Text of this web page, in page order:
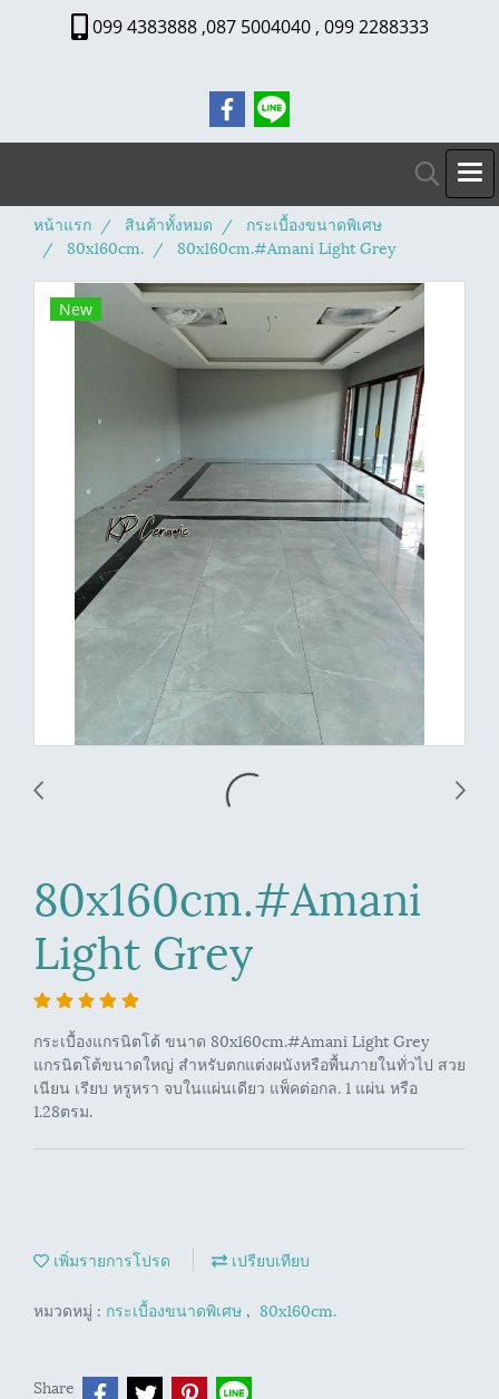
099 4383888 ,087 5004040 , 099 2288333
หน้าแรก สินค้าทั้งหมด
กระเบื้องขนาดพิเศษ
80x160cm.
80x160cm.#Amani Light Grey
New
80x160cm.#Amani
Light Grey
กระเบื้องแกรนิตโต้ ขนาด 80x160cm.#Amani Light Grey
แกรนิตโต้ขนาดใหญ่ สำหรับตกแต่งผนังหรือพื้นภายในทั่วไป สวย
เนียน เรียบ หรูหรา จบในแผ่นเดียว แพ็คต่อกล. 1 แผ่น หรือ
1.28ตรม.
เพิ่มรายการโปรด เปรียบเทียบ
หมวดหมู่ : กระเบื้องขนาดพิเศษ , 80x160cm.
Share